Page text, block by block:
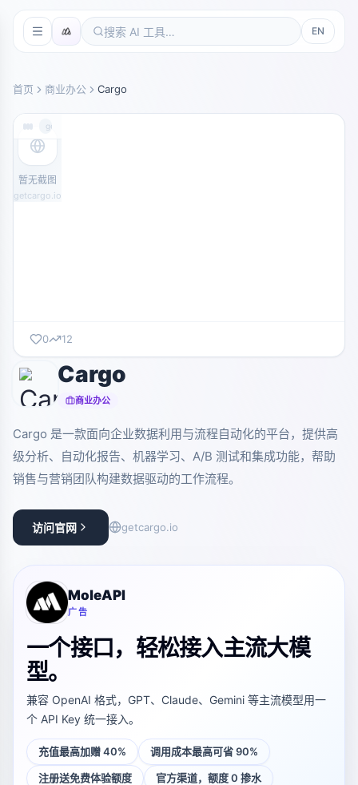
EN
首页 商业办公 Cargo
getcargo.io
暂无截图
getcargo.io
0 12
Cargo
商业办公
Cargo 是一款面向企业数据利用与流程自动化的平台，提供高
级分析、自动化报告、机器学习、A/B 测试和集成功能，帮助
销售与营销团队构建数据驱动的工作流程。
访问官网 getcargo.io
MoleAPI
广告
一个接口，轻松接入主流大模
型。
兼容 OpenAI 格式，GPT、Claude、Gemini 等主流模型用一
个 API Key 统一接入。
充值最高加赠 40% 调用成本最高可省 90%
注册送免费体验额度 官方渠道，额度 0 掺水